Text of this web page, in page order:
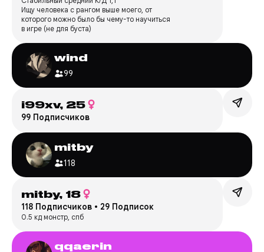
Ищу человека с рангом выше моего, от
которого можно было бы чему-то научиться
в игре (не для буста)
wind
99
i99xv, 25
99 Подписчиков
mitby
118
mitby, 18
118 Подписчиков • 29 Подписок
0.5 кд монстр, спб
qqaerin